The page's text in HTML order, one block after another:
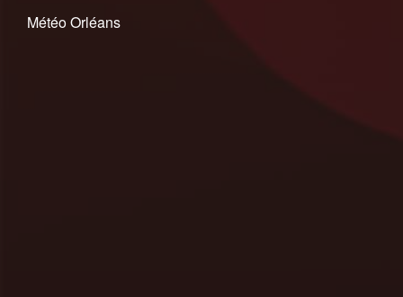
Météo Orléans